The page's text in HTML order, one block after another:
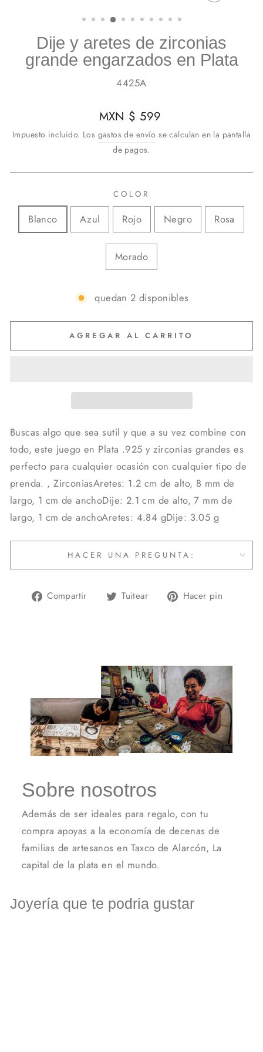
Dije y aretes de zirconias
grande engarzados en Plata
4425A
Precio
habitual
MXN $ 599
Impuesto incluido. Los gastos de envío se calculan en la pantalla
de pagos.
COLOR
Blanco Azul Rojo Negro Rosa
Morado
quedan 2 disponibles
AGREGAR AL CARRITO
Buscas algo que sea sutil y que a su vez combine con
todo, este juego en Plata .925 y zirconias grandes es
perfecto para cualquier ocasión con cualquier tipo de
prenda. , ZirconiasAretes: 1.2 cm de alto, 8 mm de
largo, 1 cm de anchoDije: 2.1 cm de alto, 7 mm de
largo, 1 cm de anchoAretes: 4.84 gDije: 3.05 g
HACER UNA PREGUNTA:
Compartir
Compartir
Tuitear
TuitearHacer pin
Sobre nosotros
Además de ser ideales para regalo, con tu
compra apoyas a la economía de decenas de
familias de artesanos en Taxco de Alarcón, La
capital de la plata en el mundo.
Joyería que te podria gustar